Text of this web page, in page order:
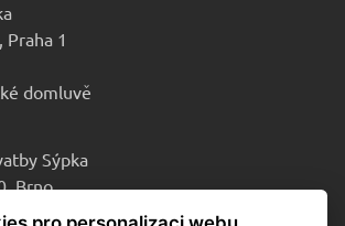
1
domluvě
Sýpka
Brno